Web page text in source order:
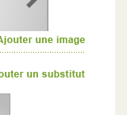
Next